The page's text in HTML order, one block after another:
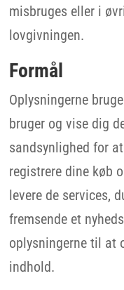
misbruges eller i
lovgivningen.
Formål
Oplysningerne
bruger og vise dig
sandsynlighed for
registrere dine køb
levere de services,
fremsende et
oplysningerne til at
indhold.